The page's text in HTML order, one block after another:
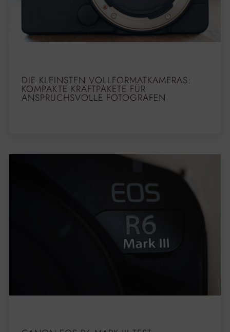
DIE KLEINSTEN VOLLFORMATKAMERAS:
KOMPAKTE KRAFTPAKETE FÜR
ANSPRUCHSVOLLE FOTOGRAFEN